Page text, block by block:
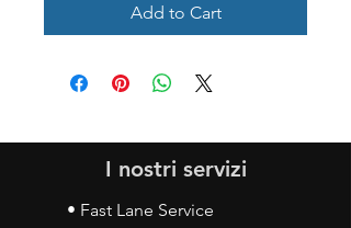
Add to Cart
I nostri servizi
• Fast Lane Service